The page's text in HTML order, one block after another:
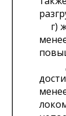
г)
д)